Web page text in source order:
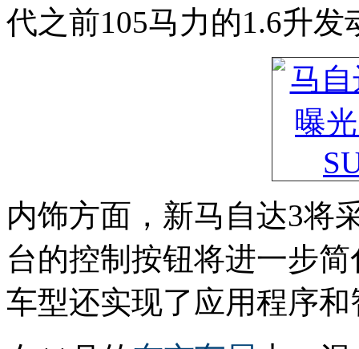
代之前105马力的1.6升
内饰方面，新马自达3将
台的控制按钮将进一步
车型还实现了应用程序